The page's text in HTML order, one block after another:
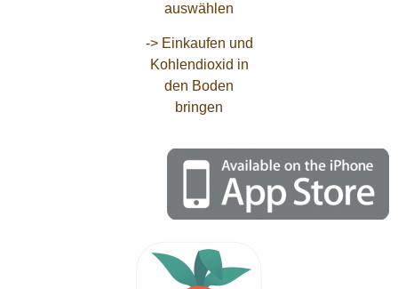
auswählen
-> Einkaufen und
Kohlendioxid in
den Boden
bringen